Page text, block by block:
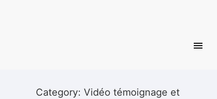
Category: Vidéo témoignage et